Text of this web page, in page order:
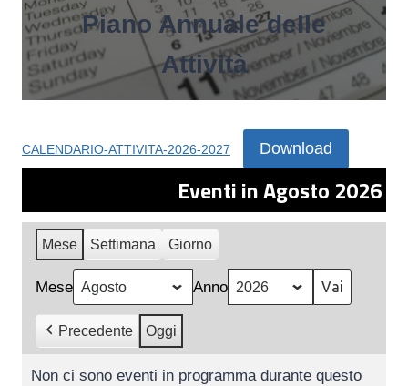
Piano Annuale delle
Attività
CALENDARIO-ATTIVITA-2026-2027 Download
Eventi in Agosto 2026
Mese Settimana Giorno
Mese Anno
Precedente Oggi
Non ci sono eventi in programma durante questo